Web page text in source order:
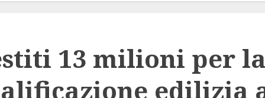
13 milioni per
edilizia